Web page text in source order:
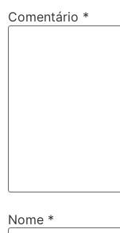
Comentário *
Nome *